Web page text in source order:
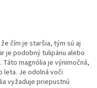
čím je staršia, tým sú aj
je podobný tulipánu alebo
magnólia je výnimočná,
leta. Je odolná voči
vyžaduje priepustnú